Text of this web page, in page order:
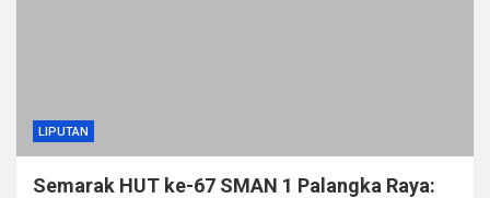
LIPUTAN
Semarak HUT ke-67 SMAN 1 Palangka Raya: